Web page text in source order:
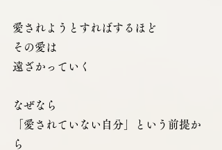
愛されようとすればするほど
その愛は
遠ざかっていく
なぜなら
「愛されていない自分」という前提か
ら